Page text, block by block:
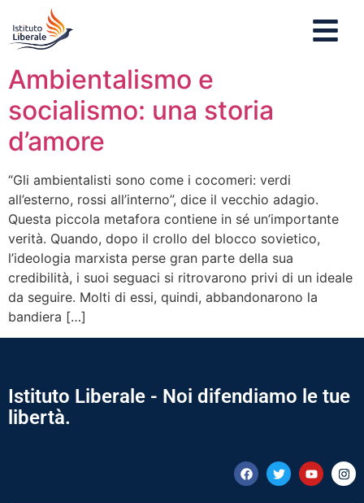
Ambientalismo e
socialismo: una storia
d’amore
“Gli ambientalisti sono come i cocomeri: verdi
all’esterno, rossi all’interno”, dice il vecchio adagio.
Questa piccola metafora contiene in sé un’importante
verità. Quando, dopo il crollo del blocco sovietico,
l’ideologia marxista perse gran parte della sua
credibilità, i suoi seguaci si ritrovarono privi di un ideale
da seguire. Molti di essi, quindi, abbandonarono la
bandiera […]
Istituto Liberale - Noi difendiamo le tue
libertà.